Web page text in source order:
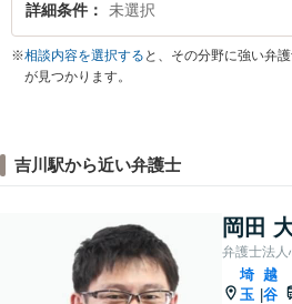
詳細条件 未選択
※相談内容を選択する と、その分野に強い弁
が見つかります。
吉川駅から近い弁護士
岡田
弁護士法
埼
玉 |
越
谷